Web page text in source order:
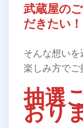
武蔵屋の
だきたい！
そんな想い
楽しみ方でご
抽選
おり